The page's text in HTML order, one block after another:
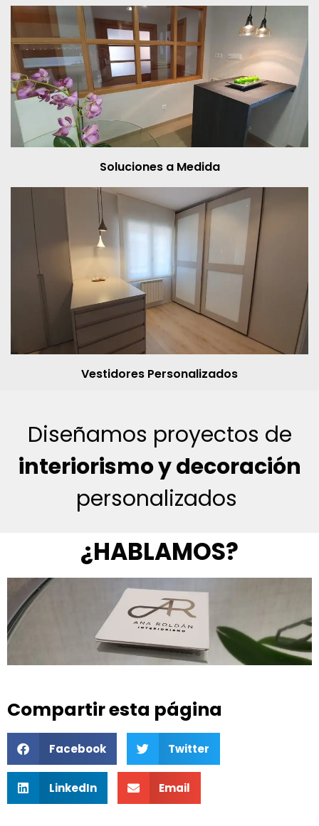
Soluciones a Medida
Vestidores Personalizados
Diseñamos proyectos de
interiorismo y decoración
personalizados
¿HABLAMOS?
Compartir esta página
Facebook Twitter
LinkedIn Email